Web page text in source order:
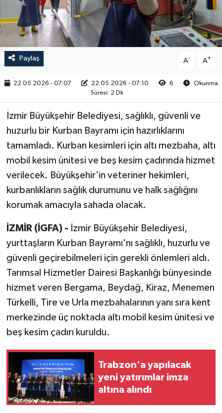
Paylaş A- A+
22.05.2026 - 07:07 22.05.2026 - 07:10 6
Okunma
Süresi: 2 Dk
İzmir Büyükşehir Belediyesi, sağlıklı, güvenli ve
huzurlu bir Kurban Bayramı için hazırlıklarını
tamamladı. Kurban kesimleri için altı mezbaha, altı
mobil kesim ünitesi ve beş kesim çadırında hizmet
verilecek. Büyükşehir'in veteriner hekimleri,
kurbanlıkların sağlık durumunu ve halk sağlığını
korumak amacıyla sahada olacak.
İZMİR (İGFA) - İzmir Büyükşehir Belediyesi,
yurttaşların Kurban Bayramı'nı sağlıklı, huzurlu ve
güvenli geçirebilmeleri için gerekli önlemleri aldı.
Tarımsal Hizmetler Dairesi Başkanlığı bünyesinde
hizmet veren Bergama, Beydağ, Kiraz, Menemen
Türkelli, Tire ve Urla mezbahalarının yanı sıra kent
merkezinde üç noktada altı mobil kesim ünitesi ve
beş kesim çadırı kuruldu.
Trabzon'a yapılacak
yeni yatırımlar imza
altına alındı
RESMİ İLAN